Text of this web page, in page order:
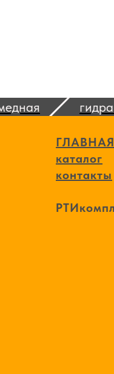
ГЛАВНАЯ
каталог
контакты